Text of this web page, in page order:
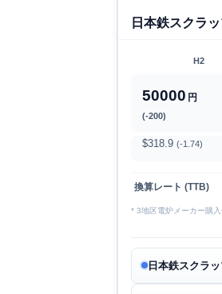
日本鉄スクラ
H2
50000 円
(-200)
$318.9 (-1.74)
換算レート (TTB)
* 3地区電炉メーカー購入
日本鉄スクラ